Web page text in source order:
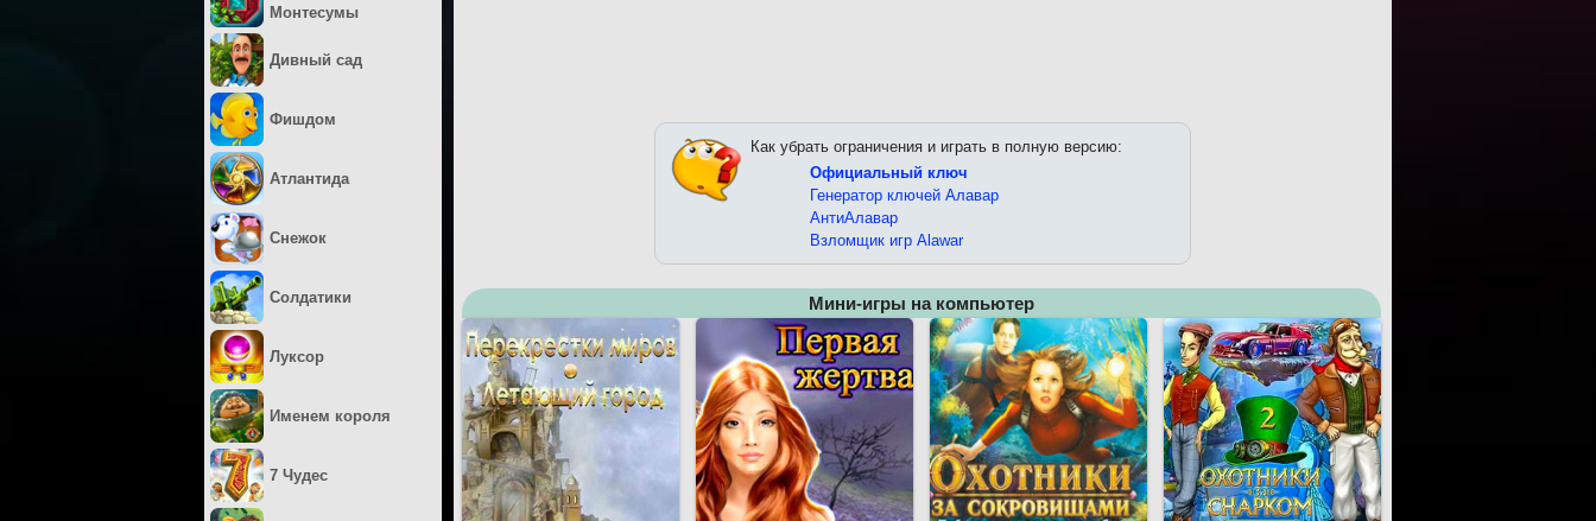
Как убрать ограничения и играть в полную версию:
Официальный ключ
Генератор ключей Алавар
АнтиАлавар
Взломщик игр Alawar
Мини-игры на компьютер
Монтесумы
Дивный сад
Фишдом
Атлантида
Снежок
Солдатики
Луксор
Именем короля
7 Чудес